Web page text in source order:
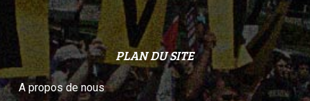
PLAN DU SITE
A propos de nous